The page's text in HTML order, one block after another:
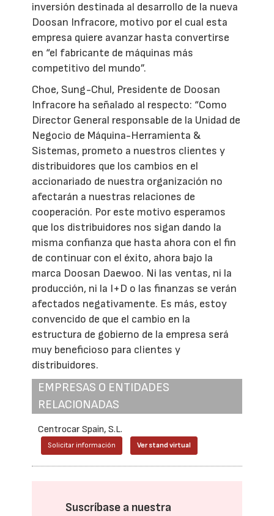
inversión destinada al desarrollo de la nueva
Doosan Infracore, motivo por el cual esta
empresa quiere avanzar hasta convertirse
en “el fabricante de máquinas más
competitivo del mundo”.
Choe, Sung-Chul, Presidente de Doosan
Infracore ha señalado al respecto: “Como
Director General responsable de la Unidad de
Negocio de Máquina-Herramienta &
Sistemas, prometo a nuestros clientes y
distribuidores que los cambios en el
accionariado de nuestra organización no
afectarán a nuestras relaciones de
cooperación. Por este motivo esperamos
que los distribuidores nos sigan dando la
misma confianza que hasta ahora con el fin
de continuar con el éxito, ahora bajo la
marca Doosan Daewoo. Ni las ventas, ni la
producción, ni la I+D o las finanzas se verán
afectados negativamente. Es más, estoy
convencido de que el cambio en la
estructura de gobierno de la empresa será
muy beneficioso para clientes y
distribuidores.
EMPRESAS O ENTIDADES
RELACIONADAS
Centrocar Spain, S.L.
Solicitar información Ver stand virtual
Suscríbase a nuestra